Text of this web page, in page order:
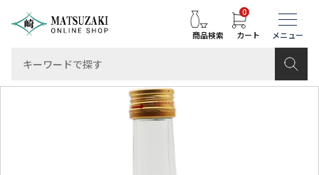
商品検索 カート
0